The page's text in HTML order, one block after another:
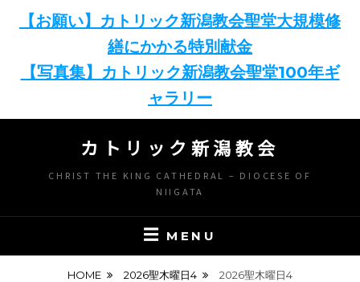
【お願い】カトリック新潟教会聖堂大規模修
繕にかかる特別献金
【写真集】カトリック新潟教会聖堂100年ギ
ャラリー
content
カトリック新潟教会
CHRIST THE KING CATHEDRAL – DIOCESE OF
NIIGATA
MENU
HOME 2026聖木曜日4 2026聖木曜日4